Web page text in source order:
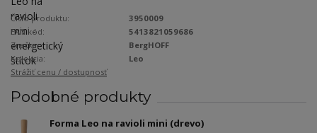
Číslo produktu:
3950009
EAN kód:
5413821059686
Značka:
BergHOFF
Kolekcia:
Leo
Strážiť cenu / dostupnosť
Podobné produkty
Forma Leo na ravioli mini (drevo)